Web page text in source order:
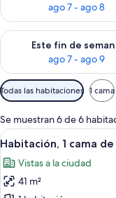
ago 7 - ago 8
Este fin de
ago 7 - ago 9
Consulta la
Filtros
disponibles
para
las
habitaciones
Todas las habitaciones 1 cama
Se muestran 6 de 6
Abrir
todas
las
fotos
1
Habitación, 1 cama
Vistas a la ciudad
41 m²